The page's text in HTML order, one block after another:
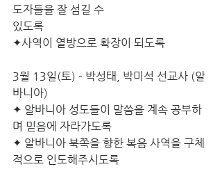
도자들을 잘 섬길 수
있도록
✦사역이 열방으로 확장이 되도록
3월 13일(토) - 박성태, 박미석 선교사 (알
바니아)
✦ 알바니아 성도들이 말씀을 계속 공부하
며 믿음에 자라가도록
✦ 알바니아 북쪽을 향한 복음 사역을 구체
적으로 인도해주시도록